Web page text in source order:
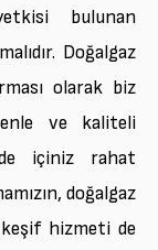
bulunan
Doğalgaz
olarak biz
ve kaliteli
içiniz rahat
doğalgaz
hizmeti de